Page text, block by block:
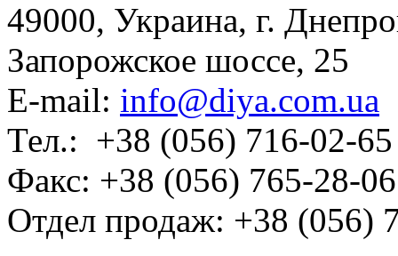
49000, Украина, г.
Запорожское шоссе, 25
E-mail: info@diya.com.ua
Тел.: +38 (056) 716-02-65
Факс: +38 (056) 765-28-06
Отдел продаж: +38 (056)